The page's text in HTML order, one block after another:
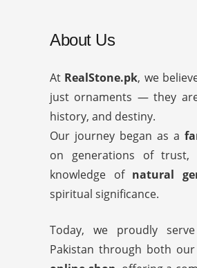
About Us
At RealStone.pk, we
just ornaments — they
history, and destiny.
Our journey began as a
on generations of trust,
knowledge of natural
spiritual significance.
Today, we proudly
Pakistan through both our